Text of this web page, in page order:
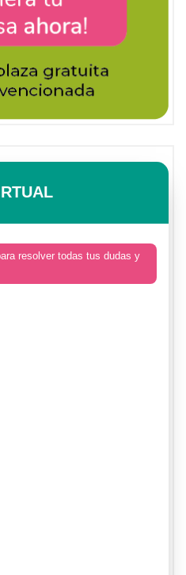
resolver todas tus dudas y